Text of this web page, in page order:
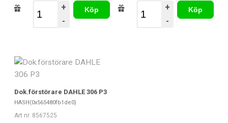
+
-
Köp
+
-
Köp
Dok.förstörare DAHLE 306 P3
HASH(0x565480fb1de0)
Art nr. 8567525